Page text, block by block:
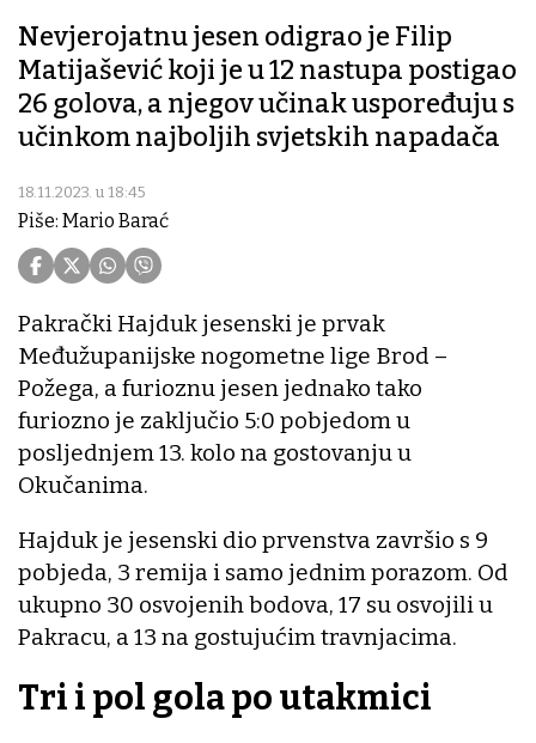
Nevjerojatnu jesen odigrao je Filip
Matijašević koji je u 12 nastupa postigao
26 golova, a njegov učinak uspoređuju s
učinkom najboljih svjetskih napadača
18.11.2023. u 18:45
Piše: Mario Barać
Pakrački Hajduk jesenski je prvak
Međužupanijske nogometne lige Brod –
Požega, a furioznu jesen jednako tako
furiozno je zaključio 5:0 pobjedom u
posljednjem 13. kolo na gostovanju u
Okučanima.
Hajduk je jesenski dio prvenstva završio s 9
pobjeda, 3 remija i samo jednim porazom. Od
ukupno 30 osvojenih bodova, 17 su osvojili u
Pakracu, a 13 na gostujućim travnjacima.
Tri i pol gola po utakmici